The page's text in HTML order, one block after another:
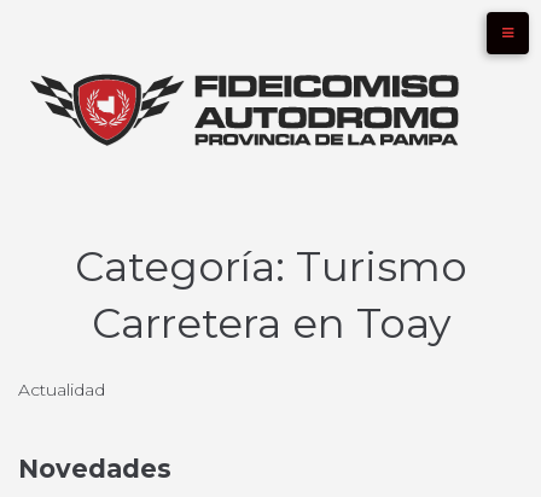
Categoría: Turismo
Carretera en Toay
Actualidad
Novedades